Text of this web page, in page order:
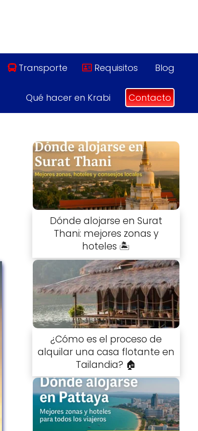
Transporte Requisitos Blog
Qué hacer en Krabi Contacto
Dónde alojarse en Surat
Thani: mejores zonas y
hoteles 🏝️
¿Cómo es el proceso de
alquilar una casa flotante en
Tailandia? 🏠